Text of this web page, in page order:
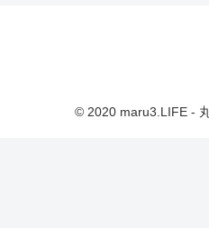
© 2020 maru3.LIFE -